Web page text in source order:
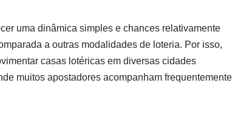
uma dinâmica simples e chances relativamente
a outras modalidades de loteria. Por isso,
casas lotéricas em diversas cidades
muitos apostadores acompanham frequentemente